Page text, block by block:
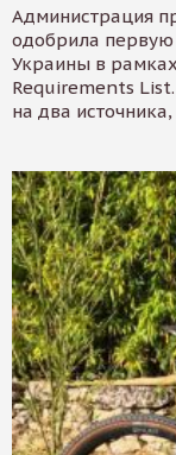
Администрация
одобрила
Украины в
Requirements
на два